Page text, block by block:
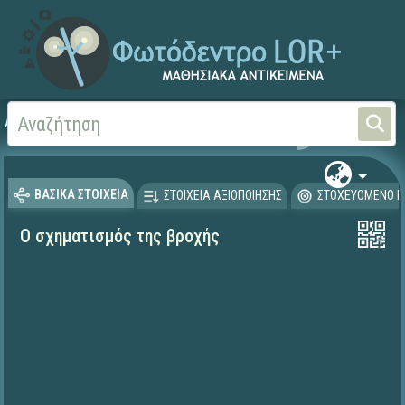
Αρχική ΦΟΡΕΙΣ ΚΑΙ ΠΑΝΕΠΙΣΤΗΜΙΑ Πανεπιστήμιο Ιωαννίνων
ΒΑΣΙΚΑ ΣΤΟΙΧΕΙΑ ΣΤΟΙΧΕΙΑ ΑΞΙΟΠΟΙΗΣΗΣ ΣΤΟΧΕΥΟΜΕΝΟ
Ο σχηματισμός της βροχής